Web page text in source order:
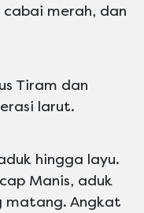
merah, dan
Tiram dan
larut.
hingga layu.
Manis, aduk
matang. Angkat